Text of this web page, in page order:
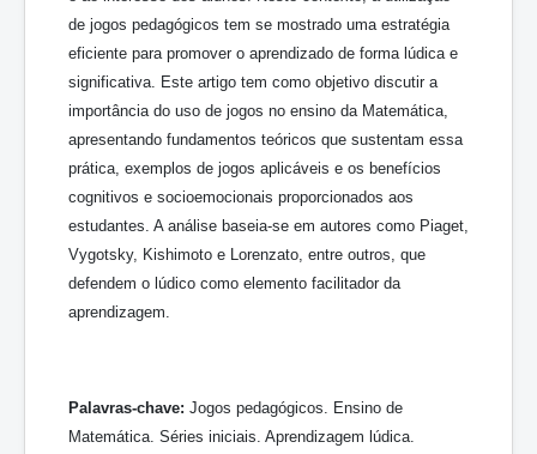
de jogos pedagógicos tem se mostrado uma estratégia
eficiente para promover o aprendizado de forma lúdica e
significativa. Este artigo tem como objetivo discutir a
importância do uso de jogos no ensino da Matemática,
apresentando fundamentos teóricos que sustentam essa
prática, exemplos de jogos aplicáveis e os benefícios
cognitivos e socioemocionais proporcionados aos
estudantes. A análise baseia-se em autores como Piaget,
Vygotsky, Kishimoto e Lorenzato, entre outros, que
defendem o lúdico como elemento facilitador da
aprendizagem.
Palavras-chave: Jogos pedagógicos. Ensino de
Matemática. Séries iniciais. Aprendizagem lúdica.